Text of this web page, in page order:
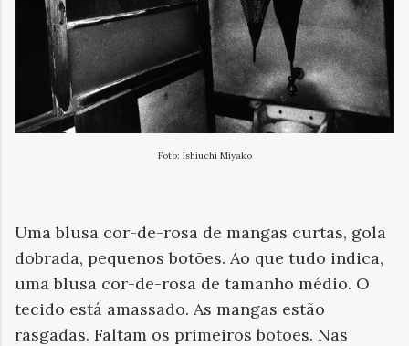
Foto: Ishiuchi Miyako
Uma blusa cor-de-rosa de mangas curtas, gola
dobrada, pequenos botões. Ao que tudo indica,
uma blusa cor-de-rosa de tamanho médio. O
tecido está amassado. As mangas estão
rasgadas. Faltam os primeiros botões. Nas